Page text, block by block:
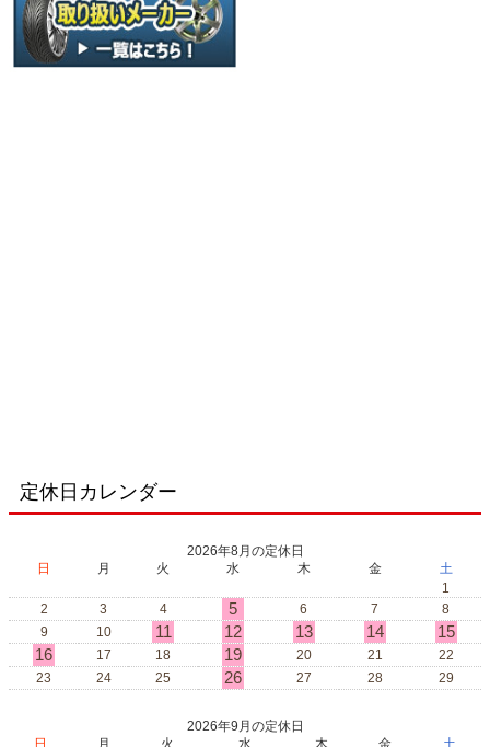
定休日カレンダー
2026年8月の定休日
日
月 火 水 木 金
土
1
2
3 4 5 6 7
8
9
10 11 12 13 14
15
16
17 18 19 20 21
22
23
24 25 26 27 28 29
2026年9月の定休日